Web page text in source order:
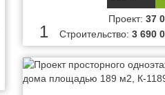
1
Проект:37
Строительство:3 690